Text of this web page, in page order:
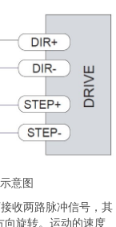
意图
收两路脉冲信号，其
向旋转。运动的速度